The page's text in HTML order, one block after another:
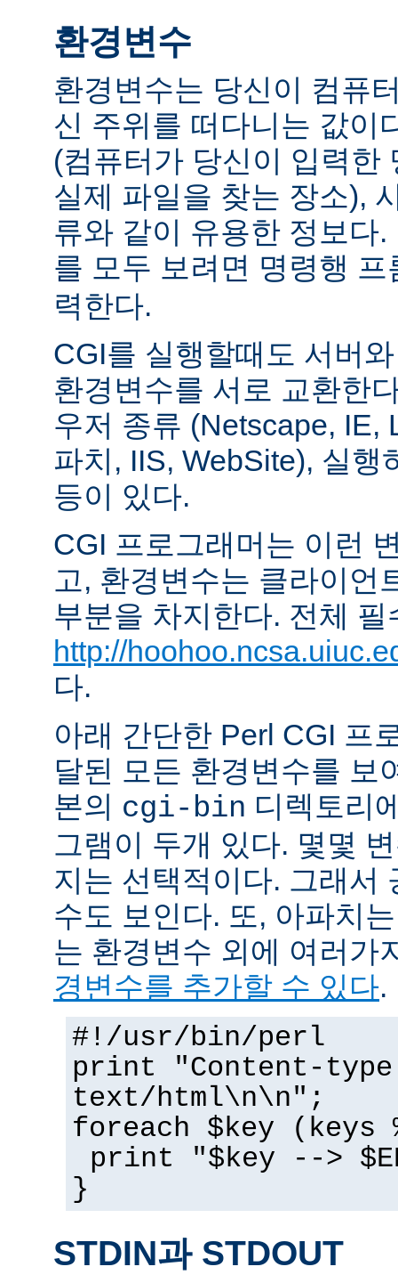
환경변수
환경변수는 당신이 컴퓨
신 주위를 떠다니는 값이
(컴퓨터가 당신이 입력한
실제 파일을 찾는 장소),
류와 같이 유용한 정보다
를 모두 보려면 명령행
력한다.
CGI를 실행할때도 서버
환경변수를 서로 교환한
우저 종류 (Netscape, IE,
파치, IIS, WebSite), 실행
등이 있다.
CGI 프로그래머는 이런
고, 환경변수는 클라이언
부분을 차지한다. 전체
http://
다.
아래 간단한 Perl CGI 프
달된 모든 환경변수를 보
본의 cgi-bin 디렉토리
그램이 두개 있다. 몇몇
지는 선택적이다. 그래서
수도 보인다. 또, 아파치
는 환경변수 외에 여러가
경변수를 추가할 수 있다.
#!/usr/bin/perl
print "Content-
text/html\n\n";
foreach $key (keys
print "$key -->
}
STDIN과 STDOUT